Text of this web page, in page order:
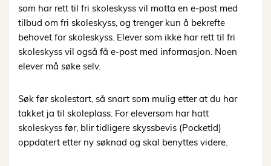
som har rett til fri skoleskyss vil motta en e-post med
tilbud om fri skoleskyss, og trenger kun å bekrefte
behovet for skoleskyss. Elever som ikke har rett til fri
skoleskyss vil også få e-post med informasjon. Noen
elever må søke selv.
Søk før skolestart, så snart som mulig etter at du har
takket ja til skoleplass. For eleversom har hatt
skoleskyss før, blir tidligere skyssbevis (PocketId)
oppdatert etter ny søknad og skal benyttes videre.